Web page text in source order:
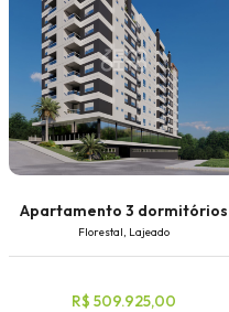
Apartamento 3 dormitórios
Florestal, Lajeado
R$ 509.925,00